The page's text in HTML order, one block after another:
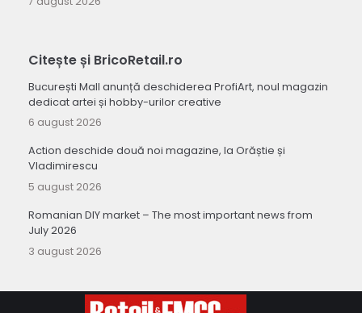
Citește și BricoRetail.ro
București Mall anunță deschiderea ProfiArt, noul magazin
dedicat artei și hobby-urilor creative
6 august 2026
Action deschide două noi magazine, la Orăștie și
Vladimirescu
5 august 2026
Romanian DIY market – The most important news from
July 2026
3 august 2026